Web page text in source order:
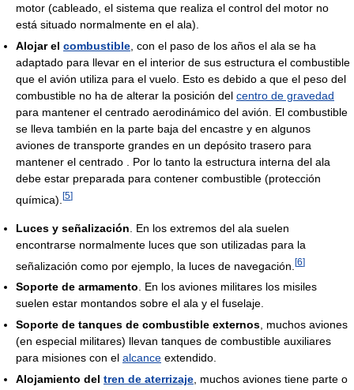
motor (cableado, el sistema que realiza el control del motor no
está situado normalmente en el ala).
Alojar el combustible , con el paso de los años el ala se ha
adaptado para llevar en el interior de sus estructura el combustible
que el avión utiliza para el vuelo. Esto es debido a que el peso del
combustible no ha de alterar la posición del centro de gravedad
para mantener el centrado aerodinámico del avión. El combustible
se lleva también en la parte baja del encastre y en algunos
aviones de transporte grandes en un depósito trasero para
mantener el centrado . Por lo tanto la estructura interna del ala
debe estar preparada para contener combustible (protección
química). [5]
Luces y señalización . En los extremos del ala suelen
encontrarse normalmente luces que son utilizadas para la
señalización como por ejemplo, la luces de navegación. [6]
Soporte de armamento. En los aviones militares los misiles
suelen estar montandos sobre el ala y el fuselaje.
Soporte de tanques de combustible externos, muchos aviones
(en especial militares) llevan tanques de combustible auxiliares
para misiones con el alcance extendido.
Alojamiento del tren de aterrizaje, muchos aviones tiene parte o